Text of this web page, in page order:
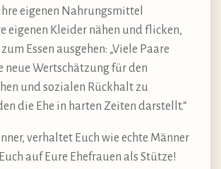
eigenen Nahrungsmittel
eigenen Kleider nähen und flicken,
Essen ausgehen: „Viele Paare
neue Wertschätzung für den
und sozialen Rückhalt zu
die Ehe in harten Zeiten darstellt.“
verhaltet Euch wie echte Männer
auf Eure Ehefrauen als Stütze!